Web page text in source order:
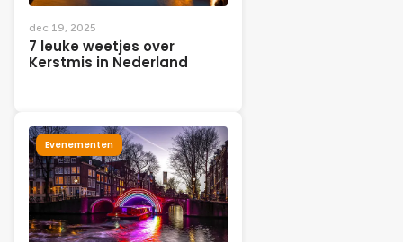
dec 19, 2025
7 leuke weetjes over
Kerstmis in Nederland
Evenementen